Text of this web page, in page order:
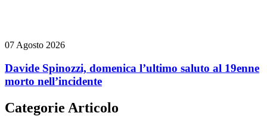
07 Agosto 2026
Davide Spinozzi, domenica l’ultimo saluto al 19enne
morto nell’incidente
Categorie Articolo